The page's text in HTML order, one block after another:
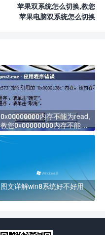
苹果双系统怎么切换,教您
苹果电脑双系统怎么切换
0x00000000内存不能为read,
教您0x00000000内存不能为
read怎么办
图文详解win8系统好不好用